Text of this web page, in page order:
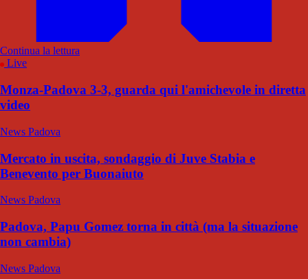
Continua la lettura
Live
Monza-Padova 3-3, guarda qui l'amichevole in diretta
video
News Padova
Mercato in uscita, sondaggio di Juve Stabia e
Benevento per Buonaiuto
News Padova
Padova, Papu Gomez torna in città (ma la situazione
non cambia)
News Padova